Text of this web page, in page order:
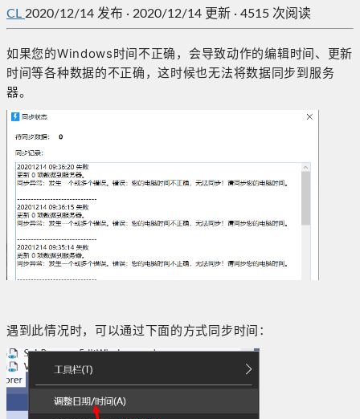
CL 2020/12/14 发布 · 2020/12/14 更新 · 4515 次阅读
如果您的Windows时间不正确，会导致动作的编辑时间、更新
时间等各种数据的不正确，这时候也无法将数据同步到服务
器。
遇到此情况时，可以通过下面的方式同步时间：